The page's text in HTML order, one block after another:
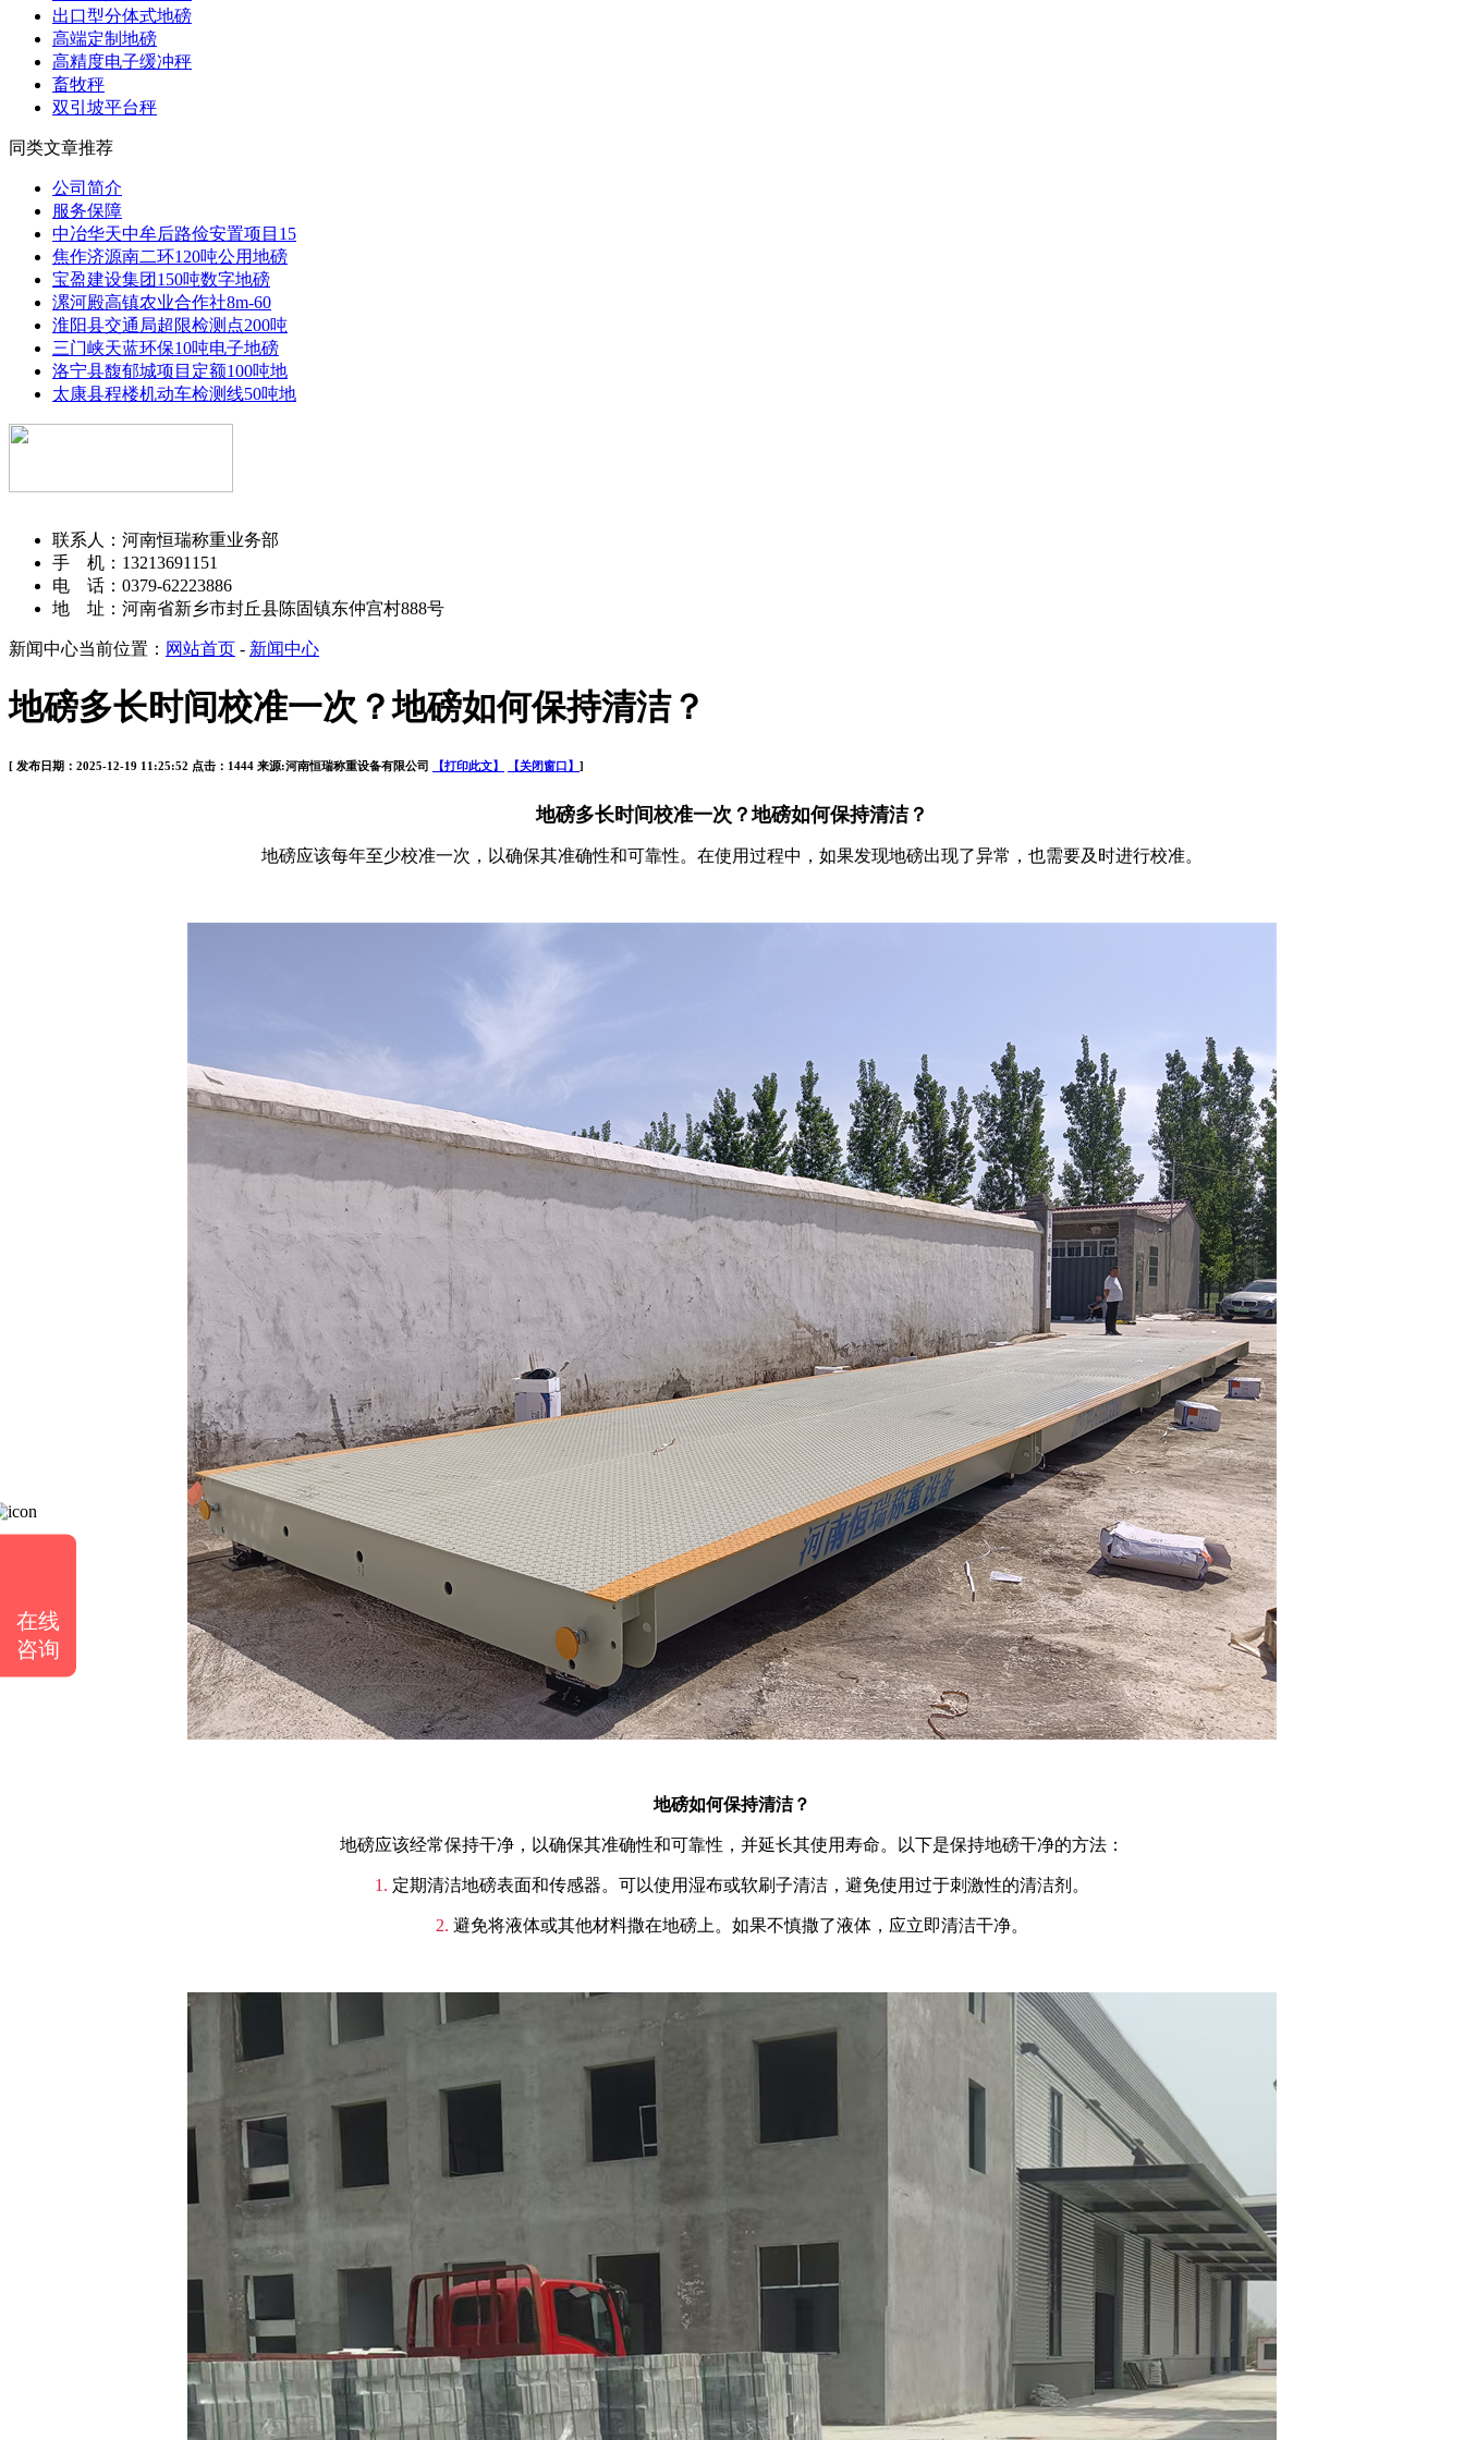
出口型分体式地磅
高端定制地磅
高精度电子缓冲秤
畜牧秤
双引坡平台秤
同类文章推荐
公司简介
服务保障
中冶华天中牟后路俭安置项目15
焦作济源南二环120吨公用地磅
宝盈建设集团150吨数字地磅
漯河殿高镇农业合作社8m-60
淮阳县交通局超限检测点200吨
三门峡天蓝环保10吨电子地磅
洛宁县馥郁城项目定额100吨地
太康县程楼机动车检测线50吨地
联系人：河南恒瑞称重业务部
手 机：13213691151
电 话：0379-62223886
地 址：河南省新乡市封丘县陈固镇东仲宫村888号
新闻中心当前位置： 网站首页 - 新闻中心
地磅多长时间校准一次？地磅如何保持清洁？
[ 发布日期：2025-12-19 11:25:52 点击：1444 来源:河南恒瑞称重设备有限公司 【打印此文】 【关闭窗口】 ]
地磅多长时间校准一次？地磅如何保持清洁？
地磅应该每年至少校准一次，以确保其准确性和可靠性。在使用过程中，如果发现地磅出现了异常，也需要及时进行校准。
地磅如何保持清洁？
地磅应该经常保持干净，以确保其准确性和可靠性，并延长其使用寿命。以下是保持地磅干净的方法：
1. 定期清洁地磅表面和传感器。可以使用湿布或软刷子清洁，避免使用过于刺激性的清洁剂。
2. 避免将液体或其他材料撒在地磅上。如果不慎撒了液体，应立即清洁干净。
在线
咨询